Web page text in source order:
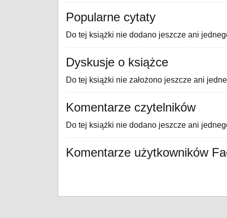
Popularne cytaty
Do tej książki nie dodano jeszcze ani
Dyskusje o książce
Do tej książki nie założono jeszcze ani
Komentarze czytelników
Do tej książki nie dodano jeszcze ani
Komentarze użytkowników